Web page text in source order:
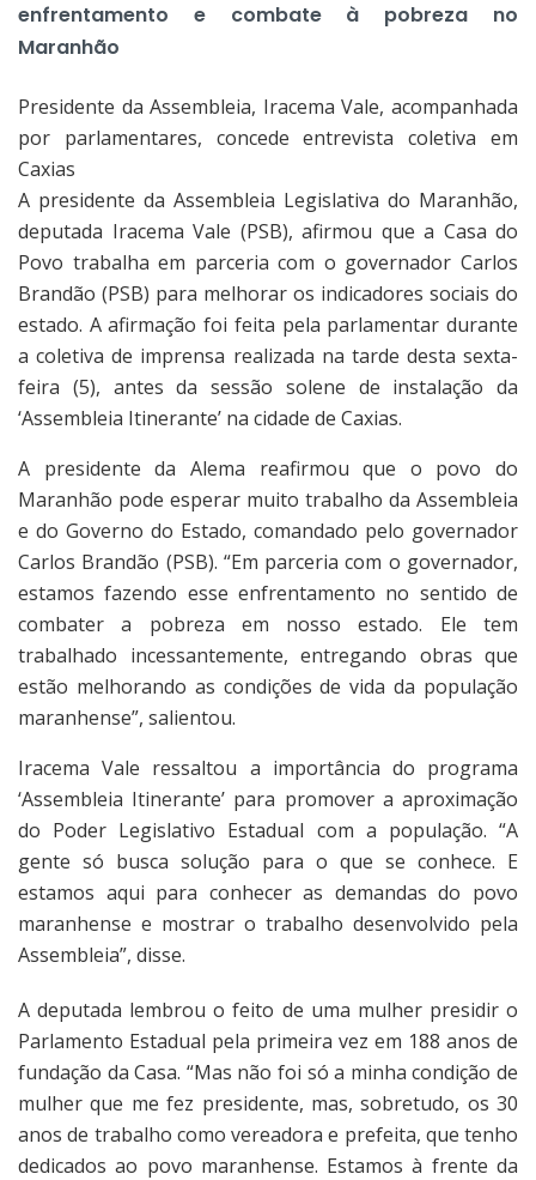
enfrentamento e combate à pobreza no
Maranhão
Presidente da Assembleia, Iracema Vale, acompanhada
por parlamentares, concede entrevista coletiva em
Caxias
A presidente da Assembleia Legislativa do Maranhão,
deputada Iracema Vale (PSB), afirmou que a Casa do
Povo trabalha em parceria com o governador Carlos
Brandão (PSB) para melhorar os indicadores sociais do
estado. A afirmação foi feita pela parlamentar durante
a coletiva de imprensa realizada na tarde desta sexta-
feira (5), antes da sessão solene de instalação da
‘Assembleia Itinerante’ na cidade de Caxias.
A presidente da Alema reafirmou que o povo do
Maranhão pode esperar muito trabalho da Assembleia
e do Governo do Estado, comandado pelo governador
Carlos Brandão (PSB). “Em parceria com o governador,
estamos fazendo esse enfrentamento no sentido de
combater a pobreza em nosso estado. Ele tem
trabalhado incessantemente, entregando obras que
estão melhorando as condições de vida da população
maranhense”, salientou.
Iracema Vale ressaltou a importância do programa
‘Assembleia Itinerante’ para promover a aproximação
do Poder Legislativo Estadual com a população. “A
gente só busca solução para o que se conhece. E
estamos aqui para conhecer as demandas do povo
maranhense e mostrar o trabalho desenvolvido pela
Assembleia”, disse.
A deputada lembrou o feito de uma mulher presidir o
Parlamento Estadual pela primeira vez em 188 anos de
fundação da Casa. “Mas não foi só a minha condição de
mulher que me fez presidente, mas, sobretudo, os 30
anos de trabalho como vereadora e prefeita, que tenho
dedicados ao povo maranhense. Estamos à frente da